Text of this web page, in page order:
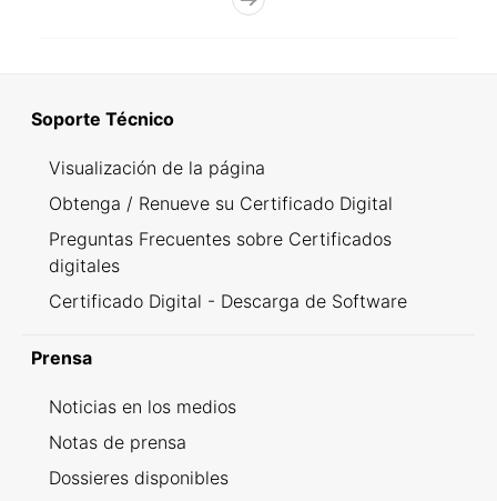
Soporte Técnico
Visualización de la página
Obtenga / Renueve su Certificado Digital
Preguntas Frecuentes sobre Certificados
digitales
Certificado Digital - Descarga de Software
Prensa
Noticias en los medios
Notas de prensa
Dossieres disponibles